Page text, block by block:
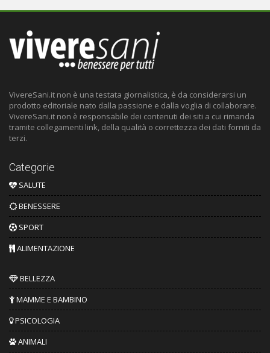
VivereSani.it non è una testata giornalistica, è da considerarsi un
prodotto editoriale nato dalla passione e dalla voglia di collaborare.
VivereSani.it non è responsabile dei contenuti dei siti a cui rimanda
tramite collegamenti link, della qualità o correttezza dei dati forniti da
terzi.
Categorie
SALUTE
BENESSERE
SPORT
ALIMENTAZIONE
BELLEZZA
MAMME E BAMBINO
PSICOLOGIA
ANIMALI